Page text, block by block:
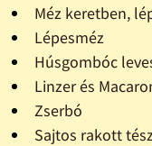
Méz keretben,
Lépesméz
Húsgombóc
Linzer és
Zserbó
Sajtos rakott